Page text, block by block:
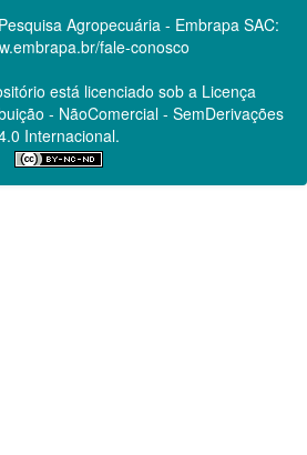
Agropecuária - Embrapa SAC:
fale-conosco
está licenciado sob a Licença
- NãoComercial - SemDerivações
Internacional.